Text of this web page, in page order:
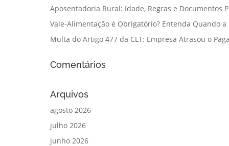
Aposentadoria Rural: Idade, Regras e Documentos
Vale-Alimentação é Obrigatório? Entenda Quando
Multa do Artigo 477 da CLT: Empresa Atrasou o
Comentários
Arquivos
agosto 2026
julho 2026
junho 2026